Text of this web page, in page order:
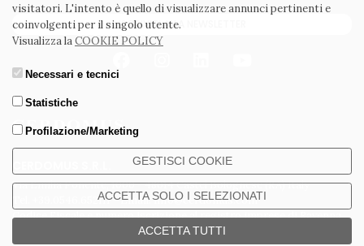
Via Emilia Ponente, 1000 - 48014 Castel Bolognese (RA) Italy
Tel. +39.0546.652111 - Email: info@cerdomus.com
Codice Fiscale e numero iscrizione al registro imprese di Ravenna
02620780391 - REA RA 217992 - Capitale Sociale Euro 20.000.000 i.v.
ISCRIVITI ALLA NEWSLETTER
visitatori. L'intento è quello di visualizzare annunci pertinenti e
coinvolgenti per il singolo utente.
Visualizza laCOOKIE POLICY
Necessari e tecnici
Statistiche
Profilazione/Marketing
GESTISCI COOKIE
ACCETTA SOLO I SELEZIONATI
ACCETTA TUTTI